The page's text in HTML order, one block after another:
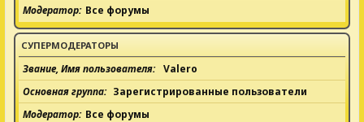
Модератор Все форумы
СУПЕРМОДЕРАТОРЫ
Звание, Имя пользователя
Valero
Основная группа
Зарегистрированные пользователи
Модератор Все форумы